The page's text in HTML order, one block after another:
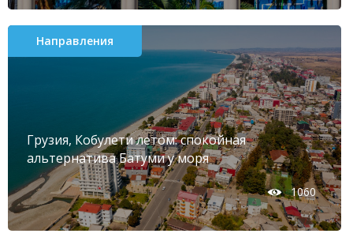
Направления
Грузия, Кобулети летом: спокойная
альтернатива Батуми у моря
1060
Новости, акции, советы
Подписаться